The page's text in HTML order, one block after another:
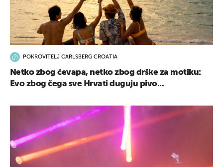
POKROVITELJ CARLSBERG CROATIA
Netko zbog ćevapa, netko zbog drške za motiku:
Evo zbog čega sve Hrvati duguju pivo...